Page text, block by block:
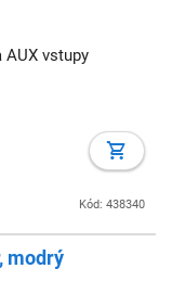
AUX vstupy
Kód: 438340
modrý